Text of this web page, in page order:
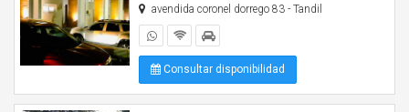
avendida coronel dorrego 83 - Tandil
Consultar disponibilidad